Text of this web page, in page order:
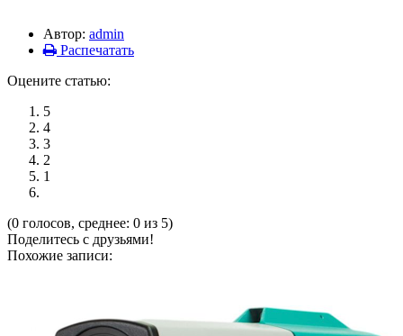
Автор: admin
Распечатать
Оцените статью:
5
4
3
2
1
(0 голосов, среднее: 0 из 5)
Поделитесь с друзьями!
Похожие записи: